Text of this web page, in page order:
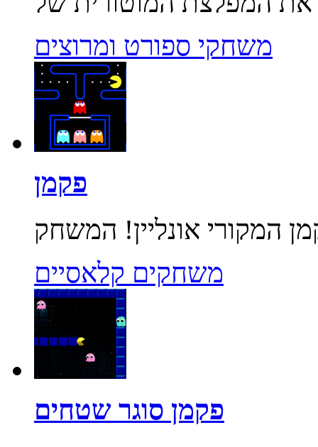
משחקי ספורט ומרוצים
פקמן
משחקים קלאסיים
פקמן סוגר שטחים